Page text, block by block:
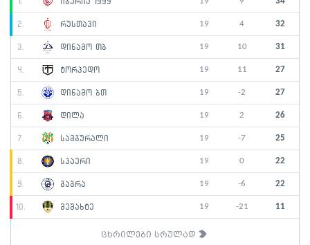
იბერია 1999
2. რუსთავი 19 4 32
3. დინამო თბ 19 10 31
4. ტორპედო 19 11 27
5. დინამო ბთ 19 -2 27
6. დილა 19 2 26
7. სამგურალი 19 -7 25
8. სპაერი 19 0 22
9. გაგრა 19 -6 22
10. მეშახტე 19 -21 11
ცხრილები სრულად